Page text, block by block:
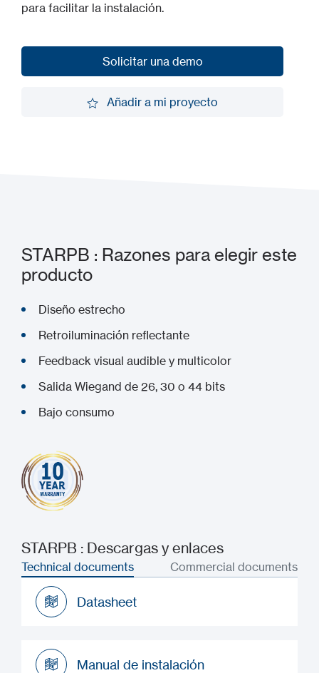
para facilitar la instalación.
Solicitar una demo
Añadir a mi proyecto
STARPB : Razones para elegir este
producto
Diseño estrecho
Retroiluminación reflectante
Feedback visual audible y multicolor
Salida Wiegand de 26, 30 o 44 bits
Bajo consumo
STARPB : Descargas y enlaces
Technical documents Commercial documents
Datasheet
Manual de instalación